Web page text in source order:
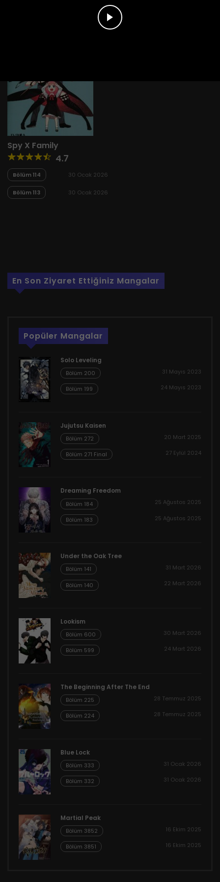
Spy X Family
4.7
Bölüm 114 30 Ocak 2026
Bölüm 113 30 Ocak 2026
En Son Ziyaret Ettiğiniz Mangalar
Popüler Mangalar
Solo Leveling
Bölüm 200 31 Mayıs 2023
Bölüm 199 24 Mayıs 2023
Jujutsu Kaisen
Bölüm 272 20 Mart 2025
Bölüm 271 Final 27 Eylül 2024
Dreaming Freedom
Bölüm 184 25 Ağustos 2025
Bölüm 183 25 Ağustos 2025
Under the Oak Tree
Bölüm 141 31 Mart 2026
Bölüm 140 22 Mart 2026
Lookism
Bölüm 600 30 Mart 2026
Bölüm 599 24 Mart 2026
The Beginning After The End
Bölüm 225 28 Temmuz 2025
Bölüm 224 28 Temmuz 2025
Blue Lock
Bölüm 333 31 Ocak 2026
Bölüm 332 31 Ocak 2026
Martial Peak
Bölüm 3852 16 Ekim 2025
Bölüm 3851 16 Ekim 2025